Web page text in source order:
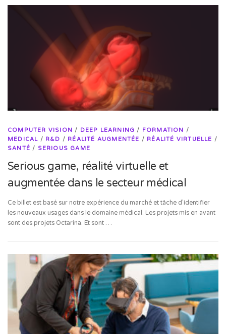
COMPUTER VISION / DEEP LEARNING / FORMATION /
MEDICAL / R&D / RÉALITÉ AUGMENTÉE / RÉALITÉ VIRTUELLE /
SANTÉ / SERIOUS GAME
Serious game, réalité virtuelle et
augmentée dans le secteur médical
Ce billet est basé sur notre expérience du marché et tâche d’identifier
les nouveaux usages dans le domaine médical. Les projets mis en avant
sont des projets Octarina. Et sont …